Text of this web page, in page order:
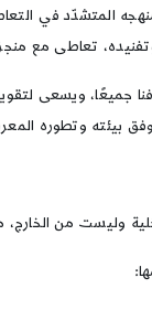
المتشدّد في
تعاطى مع منجزه
جميعًا، ويسعى
بيئته وتطوره
وليست من